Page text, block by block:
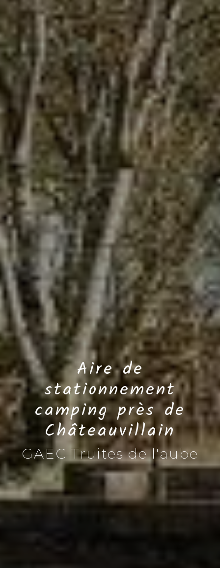
Aire de
stationnement
camping près de
Châteauvillain
GAEC Truites de l'aube